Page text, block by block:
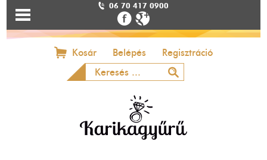
06 70 417 0900
Kosár Belépés Regisztráció